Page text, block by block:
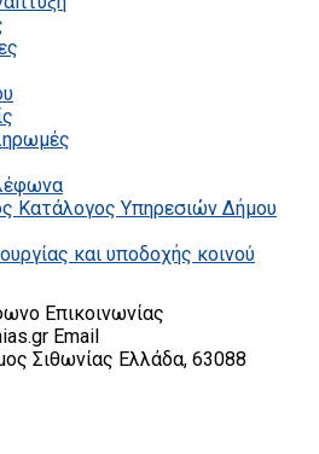
Κατάλογος Υπηρεσιών Δήμου
και υποδοχής κοινού
Επικοινωνίας
Email
Σιθωνίας Ελλάδα, 63088